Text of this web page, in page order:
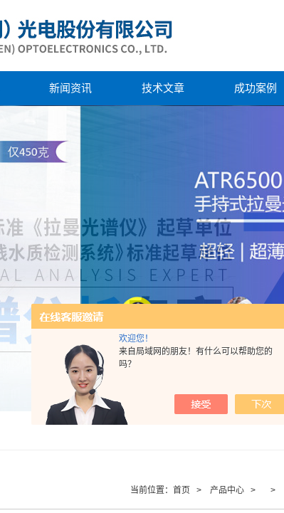
欢迎您！
来自局域网的朋友！有什么可以帮助您的
吗？
新闻资讯 技术文章 成功案例
当前位置： 首页 > 产品中心 > >